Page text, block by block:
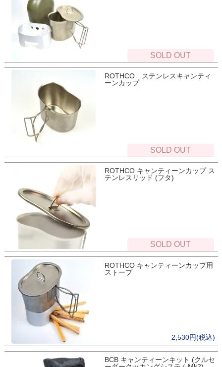
SOLD OUT
ROTHCO ステンレスキャンティ
ーンカップ
SOLD OUT
ROTHCO キャンティーンカップ ス
テンレスリッド (フタ)
SOLD OUT
ROTHCO キャンティーンカップ用
ストーブ
2,530円(税込)
BCB キャンティーンキット (クルセ